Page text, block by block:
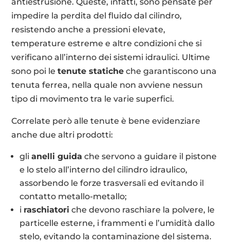
impedire la perdita del fluido dal cilindro,
resistendo anche a pressioni elevate,
temperature estreme e altre condizioni che si
verificano all’interno dei sistemi idraulici. Ultime
sono poi letenute statiche che garantiscono una
tenuta ferrea, nella quale non avviene nessun
tipo di movimento tra le varie superfici.
Correlate però alle tenute è bene evidenziare
anche due altri prodotti:
glianelli guida che servono a guidare il pistone
e lo stelo all’interno del cilindro idraulico,
assorbendo le forze trasversali ed evitando il
contatto metallo-metallo;
i raschiatori che devono raschiare la polvere, le
particelle esterne, i frammenti e l’umidità dallo
stelo, evitando la contaminazione del sistema.